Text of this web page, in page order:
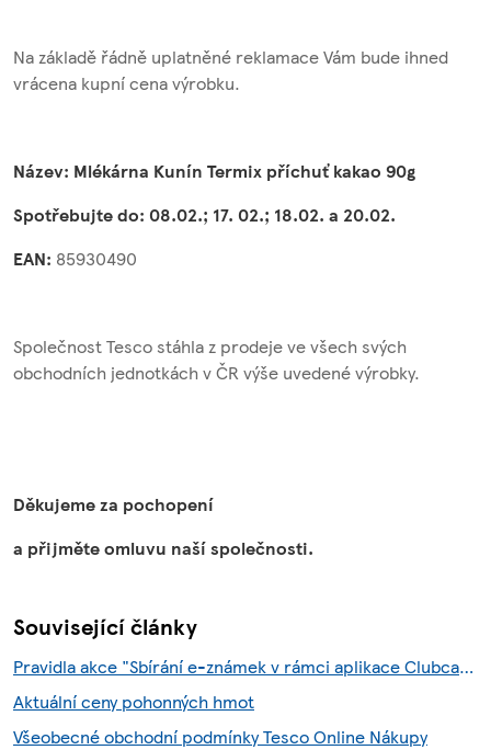
Na základě řádně uplatněné reklamace Vám bude ihned
vrácena kupní cena výrobku.
Název: Mlékárna Kunín Termix příchuť kakao 90g
Spotřebujte do: 08.02.; 17. 02.; 18.02. a 20.02.
EAN: 85930490
Společnost Tesco stáhla z prodeje ve všech svých
obchodních jednotkách v ČR výše uvedené výrobky.
Děkujeme za pochopení
a přijměte omluvu naší společnosti.
Související články
Pravidla akce "Sbírání e-známek v rámci aplikace Clubcard"
Aktuální ceny pohonných hmot
Všeobecné obchodní podmínky Tesco Online Nákupy